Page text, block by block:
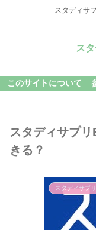
スタディサ
ス
このサイトについて
スタディサプ
きる？
スタディサプ